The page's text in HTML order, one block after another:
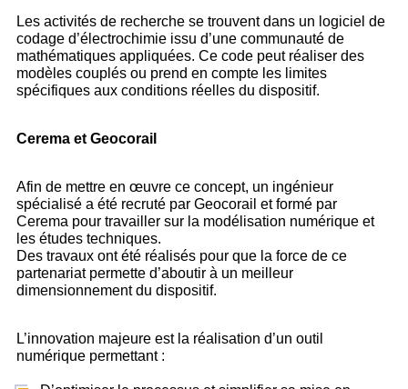
Les activités de recherche se trouvent dans un logiciel de
codage d’électrochimie issu d’une communauté de
mathématiques appliquées. Ce code peut réaliser des
modèles couplés ou prend en compte les limites
spécifiques aux conditions réelles du dispositif.
Cerema et Geocorail
Afin de mettre en œuvre ce concept, un ingénieur
spécialisé a été recruté par Geocorail et formé par
Cerema pour travailler sur la modélisation numérique et
les études techniques.
Des travaux ont été réalisés pour que la force de ce
partenariat permette d’aboutir à un meilleur
dimensionnement du dispositif.
L’innovation majeure est la réalisation d’un outil
numérique permettant :